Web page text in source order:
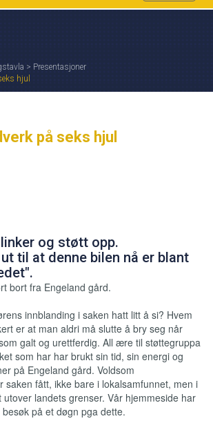
> Presentasjoner
hjul
på seks hjul
og støtt opp.
til at denne bilen nå er blant
bort fra Engeland gård.
innblanding i saken hatt litt å si? Hvem
er at man aldri må slutte å bry seg når
galt og urettferdig. All ære til støttegruppa
som har har brukt sin tid, sin energi og
på Engeland gård. Voldsom
saken fått, ikke bare i lokalsamfunnet, men i
utover landets grenser. Vår hjemmeside har
på et døgn pga dette.